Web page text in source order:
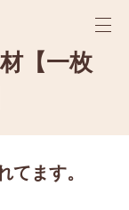
【一枚
てます。